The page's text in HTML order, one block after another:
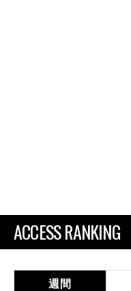
ACCESS RANKING
週間